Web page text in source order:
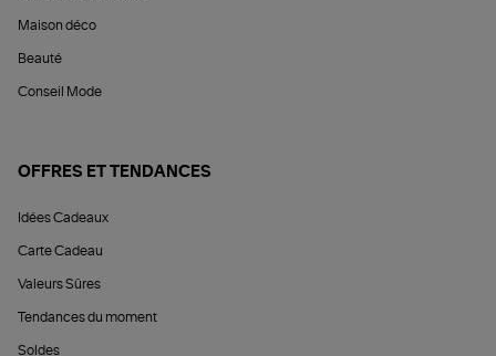
Maison déco
Beauté
Conseil Mode
OFFRES ET TENDANCES
Idées Cadeaux
Carte Cadeau
Valeurs Sûres
Tendances du moment
Soldes